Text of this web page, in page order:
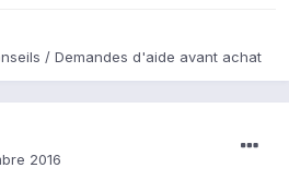
/ Demandes d'aide avant achat
2016